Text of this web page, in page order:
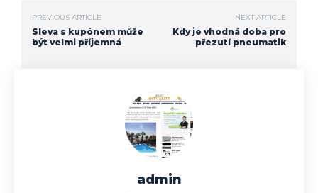
PREVIOUS ARTICLE
Sleva s kupónem může
být velmi příjemná
NEXT ARTICLE
Kdy je vhodná doba pro
přezutí pneumatik
admin